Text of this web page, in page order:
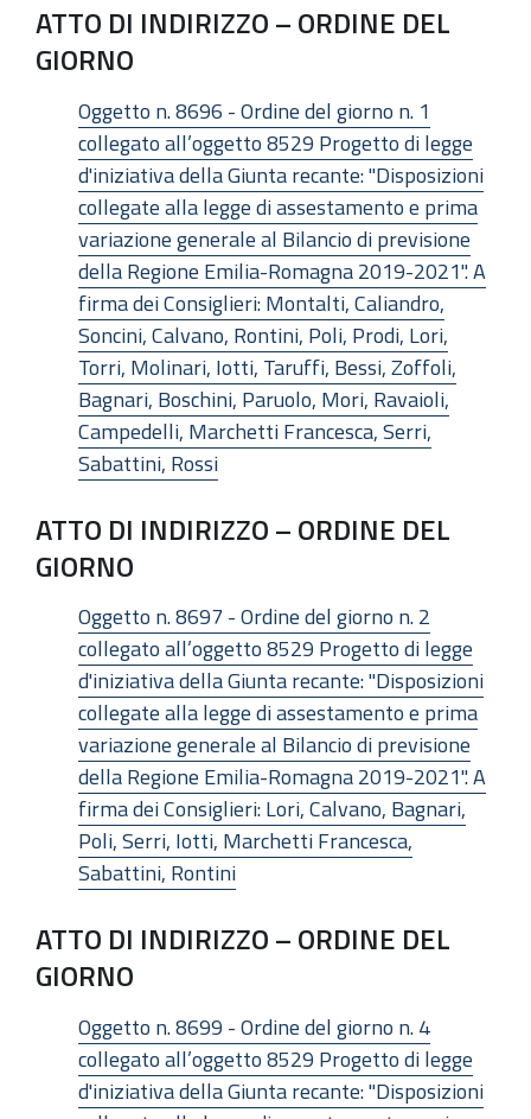
ATTO DI INDIRIZZO – ORDINE DEL
GIORNO
Oggetto n. 8696 - Ordine del giorno n. 1
collegato all’oggetto 8529 Progetto di legge
d'iniziativa della Giunta recante: "Disposizioni
collegate alla legge di assestamento e prima
variazione generale al Bilancio di previsione
della Regione Emilia-Romagna 2019-2021". A
firma dei Consiglieri: Montalti, Caliandro,
Soncini, Calvano, Rontini, Poli, Prodi, Lori,
Torri, Molinari, Iotti, Taruffi, Bessi, Zoffoli,
Bagnari, Boschini, Paruolo, Mori, Ravaioli,
Campedelli, Marchetti Francesca, Serri,
Sabattini, Rossi
ATTO DI INDIRIZZO – ORDINE DEL
GIORNO
Oggetto n. 8697 - Ordine del giorno n. 2
collegato all’oggetto 8529 Progetto di legge
d'iniziativa della Giunta recante: "Disposizioni
collegate alla legge di assestamento e prima
variazione generale al Bilancio di previsione
della Regione Emilia-Romagna 2019-2021". A
firma dei Consiglieri: Lori, Calvano, Bagnari,
Poli, Serri, Iotti, Marchetti Francesca,
Sabattini, Rontini
ATTO DI INDIRIZZO – ORDINE DEL
GIORNO
Oggetto n. 8699 - Ordine del giorno n. 4
collegato all’oggetto 8529 Progetto di legge
d'iniziativa della Giunta recante: "Disposizioni